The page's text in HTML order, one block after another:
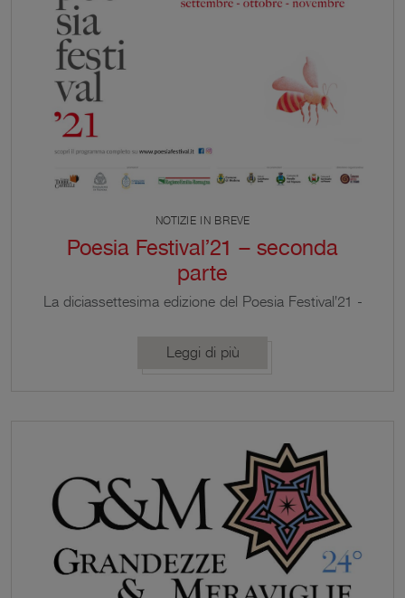
NOTIZIE IN BREVE
Poesia Festival’21 – seconda
parte
La diciassettesima edizione del Poesia Festival'21 -
novembre.
Leggi di più